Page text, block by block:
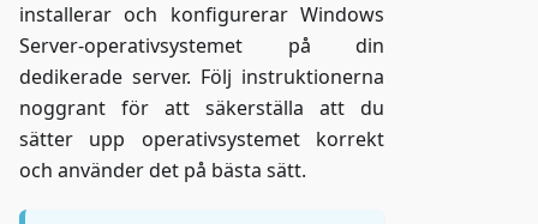
installerar och konfigurerar Windows
Server-operativsystemet på din
dedikerade server. Följ instruktionerna
noggrant för att säkerställa att du
sätter upp operativsystemet korrekt
och använder det på bästa sätt.